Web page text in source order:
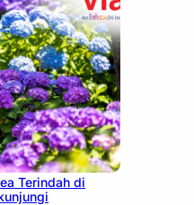
Terindah di